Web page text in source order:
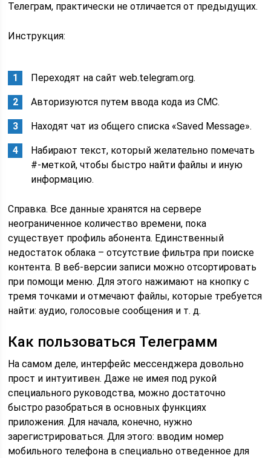
Телеграм, практически не отличается от предыдущих.
Инструкция:
Переходят на сайт web.telegram.org.
Авторизуются путем ввода кода из СМС.
Находят чат из общего списка «Saved Message».
Набирают текст, который желательно помечать
#-меткой, чтобы быстро найти файлы и иную
информацию.
Справка. Все данные хранятся на сервере
неограниченное количество времени, пока
существует профиль абонента. Единственный
недостаток облака – отсутствие фильтра при поиске
контента. В веб-версии записи можно отсортировать
при помощи меню. Для этого нажимают на кнопку с
тремя точками и отмечают файлы, которые требуется
найти: аудио, голосовые сообщения и т. д.
Как пользоваться Телеграмм
На самом деле, интерфейс мессенджера довольно
прост и интуитивен. Даже не имея под рукой
специального руководства, можно достаточно
быстро разобраться в основных функциях
приложения. Для начала, конечно, нужно
зарегистрироваться. Для этого: вводим номер
мобильного телефона в специально отведенное для